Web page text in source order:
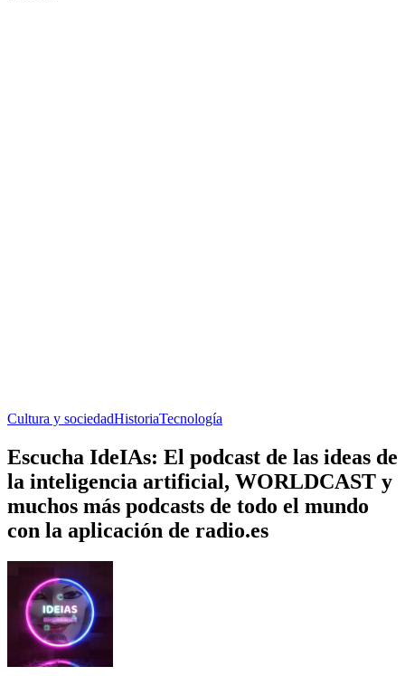
Cultura y sociedadHistoriaTecnología
Escucha IdeIAs: El podcast de las ideas de
la inteligencia artificial, WORLDCAST y
muchos más podcasts de todo el mundo
con la aplicación de radio.es